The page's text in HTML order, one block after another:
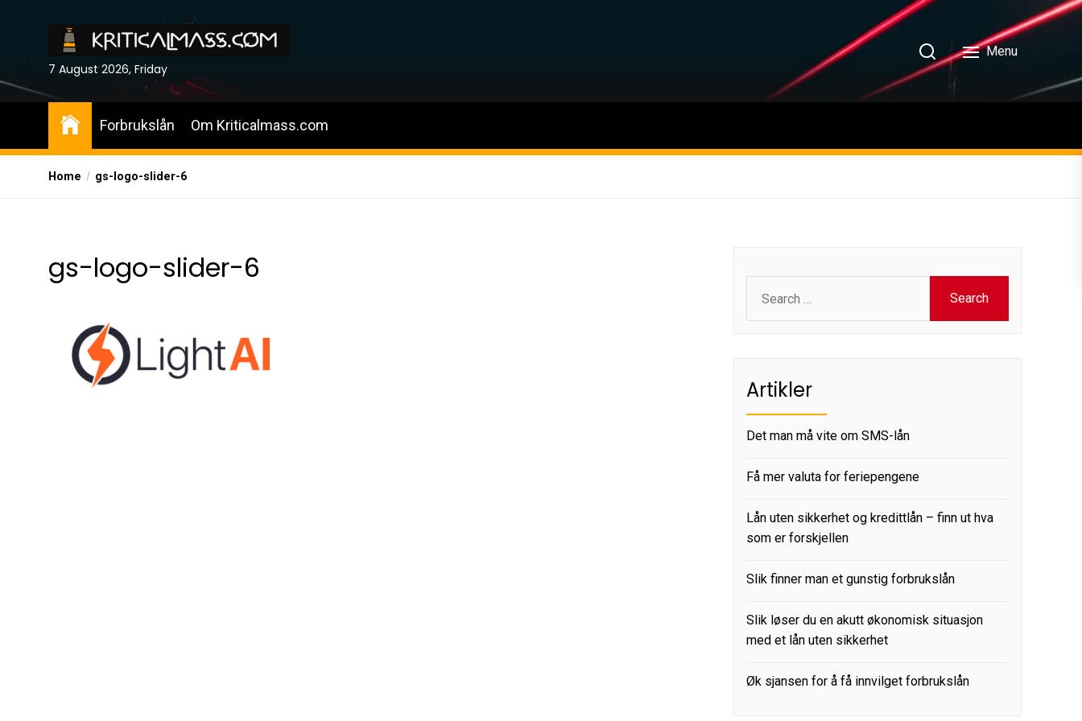
7 August 2026, Friday
Menu
Forbrukslån Om Kriticalmass.com
Home gs-logo-slider-6
gs-logo-slider-6
for:
Artikler
Det man må vite om SMS-lån
Få mer valuta for feriepengene
Lån uten sikkerhet og kredittlån – finn ut hva
som er forskjellen
Slik finner man et gunstig forbrukslån
Slik løser du en akutt økonomisk situasjon
med et lån uten sikkerhet
Øk sjansen for å få innvilget forbrukslån